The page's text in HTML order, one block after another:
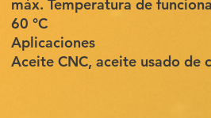
máx. Temperatura de
60 °C
Aplicaciones
Aceite CNC, aceite usado de